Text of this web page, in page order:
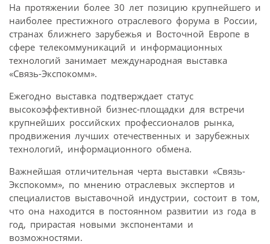
На протяжении более 30 лет позицию крупнейшего и
наиболее престижного отраслевого форума в России,
странах ближнего зарубежья и Восточной Европе в
сфере телекоммуникаций и информационных
технологий занимает международная выставка
«Связь-Экспокомм».
Ежегодно выставка подтверждает статус
высокоэффективной бизнес-площадки для встречи
крупнейших российских профессионалов рынка,
продвижения лучших отечественных и зарубежных
технологий, информационного обмена.
Важнейшая отличительная черта выставки «Связь-
Экспокомм», по мнению отраслевых экспертов и
специалистов выставочной индустрии, состоит в том,
что она находится в постоянном развитии из года в
год, прирастая новыми экспонентами и
возможностями.